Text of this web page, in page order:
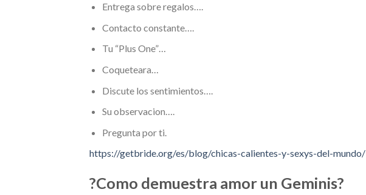
Entrega sobre regalos….
Contacto constante….
Tu “Plus One”…
Coqueteara…
Discute los sentimientos….
Su observacion….
Pregunta por ti.
https://getbride.org/es/blog/chicas-calientes-y-sexys-del-mundo/
?Como demuestra amor un Geminis?